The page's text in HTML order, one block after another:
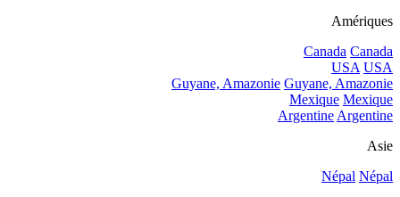
Amériques
Canada Canada
USA USA
Guyane, Amazonie Guyane, Amazonie
Mexique Mexique
ArgentineArgentine
Asie
Népal Népal